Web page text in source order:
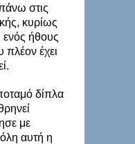
στις
κυρίως
ενός ήθους
έχει
δίπλα
με
αυτή η